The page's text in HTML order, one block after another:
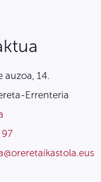
auzoa, 14.
Errenteria
97